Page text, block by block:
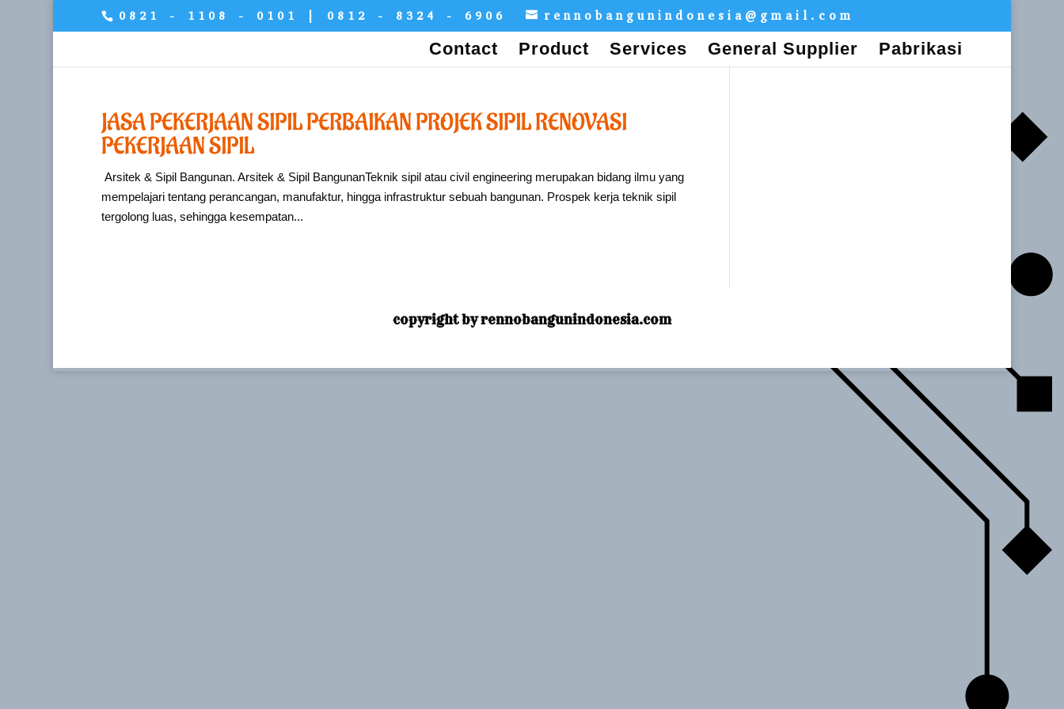
0821 - 1108 - 0101 | 0812 - 8324 - 6906 rennobangunindonesia@gmail.com
Contact Product Services General Supplier Pabrikasi
JASA PEKERJAAN SIPIL PERBAIKAN PROJEK SIPIL RENOVASI
PEKERJAAN SIPIL
Arsitek & Sipil Bangunan. Arsitek & Sipil BangunanTeknik sipil atau civil engineering merupakan bidang ilmu yang
mempelajari tentang perancangan, manufaktur, hingga infrastruktur sebuah bangunan. Prospek kerja teknik sipil
tergolong luas, sehingga kesempatan...
copyright by rennobangunindonesia.com